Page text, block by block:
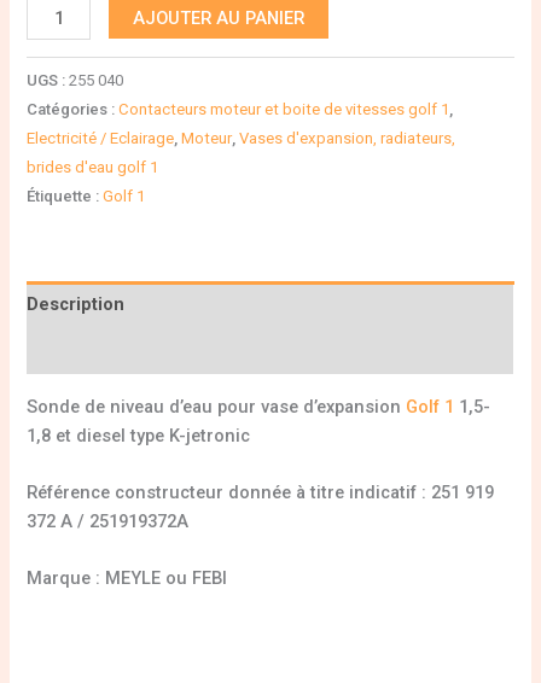
AJOUTER AU PANIER
UGS :255 040
Catégories :Contacteurs moteur et boite de vitesses golf 1
Electricité / Eclairage ,Moteur,Vases d'expansion, radiateurs,
brides d'eau golf 1
Étiquette :Golf 1
Description
Sonde de niveau d’eau pour vase d’expansion Golf 1 1,5-
1,8 et diesel type K-jetronic
Référence constructeur donnée à titre indicatif : 251 919
372 A / 251919372A
Marque : MEYLE ou FEBI